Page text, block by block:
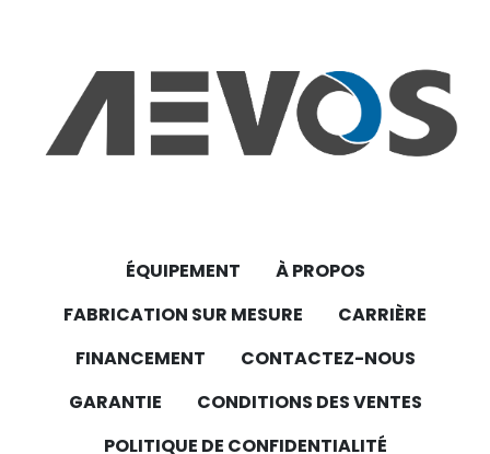
ÉQUIPEMENT
À PROPOS
FABRICATION SUR MESURE
CARRIÈRE
FINANCEMENT
CONTACTEZ-NOUS
GARANTIE
CONDITIONS DES VENTES
POLITIQUE DE CONFIDENTIALITÉ